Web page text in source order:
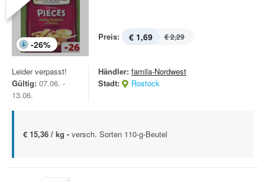
-26%
Preis: € 1,69 € 2,29
Leider verpasst!
Gültig: 07.06. -
13.06.
Händler: famila-Nordwest
Stadt:
Rostock
€ 15,36 / kg - versch. Sorten 110-g-Beutel